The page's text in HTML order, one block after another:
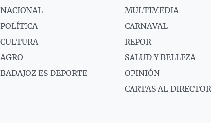
NACIONAL
POLÍTICA
CULTURA
AGRO
BADAJOZ ES DEPORTE
MULTIMEDIA
CARNAVAL
REPOR
SALUD Y BELLEZA
OPINIÓN
CARTAS AL DIRECTOR